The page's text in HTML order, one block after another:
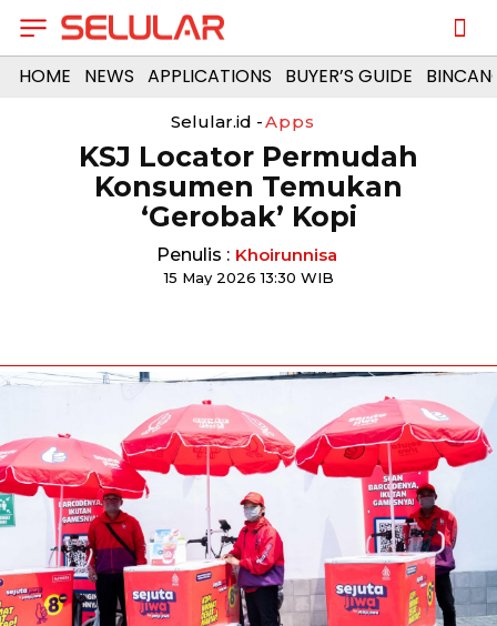
HOME NEWS APPLICATIONS BUYER’S GUIDE
Selular.id -Apps
KSJ Locator Permudah
Konsumen Temukan
‘Gerobak’ Kopi
Penulis : Khoirunnisa
15 May 2026 13:30 WIB